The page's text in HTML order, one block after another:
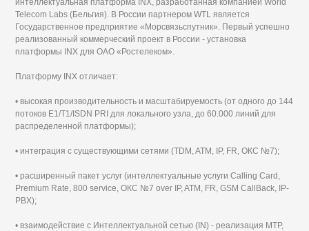
Telecom Labs (Бельгия). В России партнером WTL является
Государственное предприятие «Морсвязьспутник». Первый успешно
реализованный коммерческий проект в России - установка
платформы INX для ОАО «Ростелеком».
Платформу INX отличает:
• высокая производительность и масштабируемость (от одного до 144
потоков E1/T1/ISDN PRI для локального узла, до 60.000 линий для
распределенной платформы);
• интеграция с существующими сетями (TDM, ATM, IP, FR, ОКС №7);
• расширенный пакет услуг (интеллектуальные услуги Calling Card,
Premium Rate, 800 service, ОКС №7 over IP, ATM, FR, GSM CallBack, IP-
PBX);
• взаимодействие с Интеллектуальной сетью (IN) - реализация МТР,